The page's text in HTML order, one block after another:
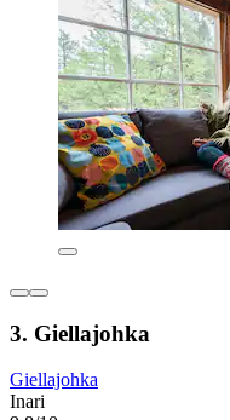
3. Giellajohka
Giellajohka
Inari